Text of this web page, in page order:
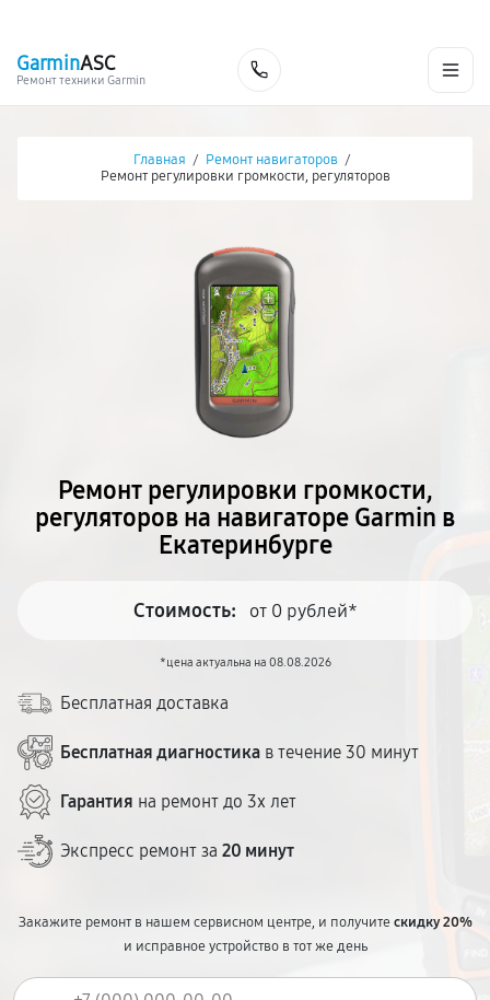
GarminASC
Ремонт техники Garmin
Главная / Ремонт навигаторов /
Ремонт регулировки громкости, регуляторов
Ремонт регулировки громкости,
регуляторов на навигаторе Garmin в
Екатеринбурге
Стоимость: от 0 рублей*
*цена актуальна на 08.08.2026
Бесплатная доставка
Бесплатная диагностика в течение 30 минут
Гарантия на ремонт до 3х лет
Экспресс ремонт за 20 минут
Закажите ремонт в нашем сервисном центре, и получитескидку 20%
и исправное устройство в тот же день